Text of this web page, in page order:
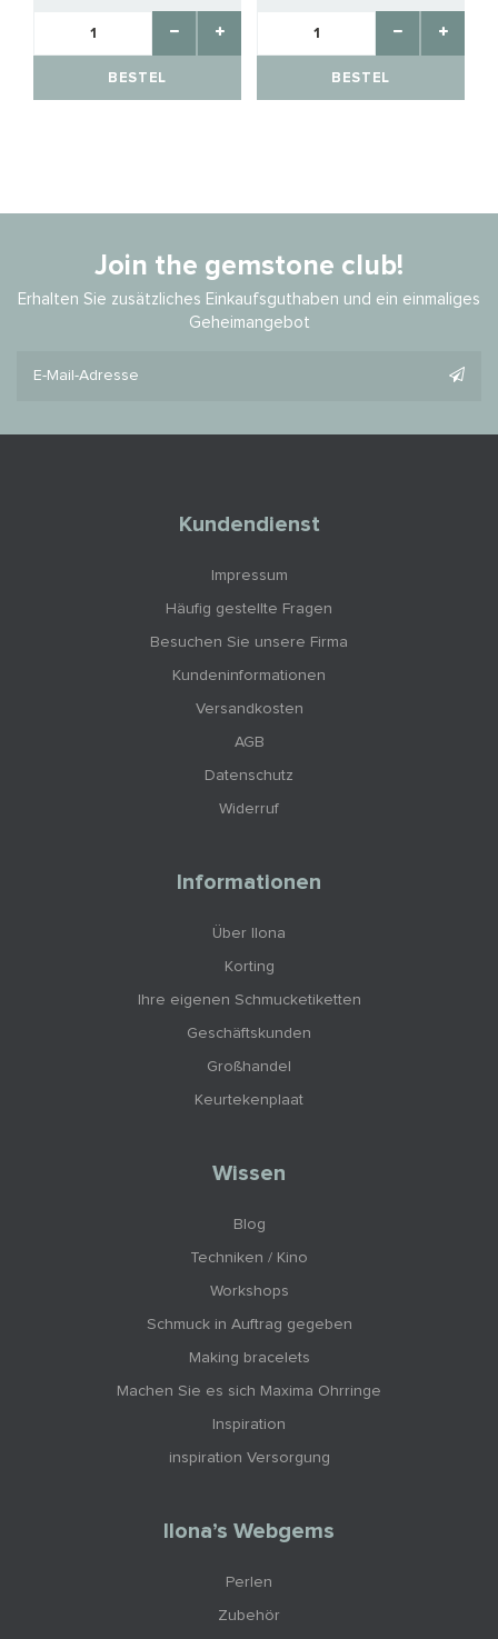
BESTEL BESTEL
Join the gemstone club!
Erhalten Sie zusätzliches Einkaufsguthaben und ein einmaliges
Geheimangebot
Kundendienst
Impressum
Häufig gestellte Fragen
Besuchen Sie unsere Firma
Kundeninformationen
Versandkosten
AGB
Datenschutz
Widerruf
Informationen
Über Ilona
Korting
Ihre eigenen Schmucketiketten
Geschäftskunden
Großhandel
Keurtekenplaat
Wissen
Blog
Techniken / Kino
Workshops
Schmuck in Auftrag gegeben
Making bracelets
Machen Sie es sich Maxima Ohrringe
Inspiration
inspiration Versorgung
Ilona’s Webgems
Perlen
Zubehör